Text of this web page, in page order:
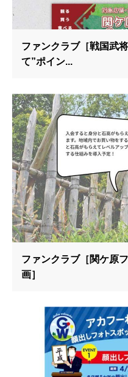
ファンクラブ［戦国武
て”ポイン...
ファンクラブ［関ケ原
画］